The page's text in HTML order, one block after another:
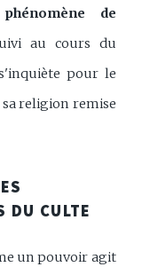
phénomène de
au cours du
pour le
religion remise
DU CULTE
un pouvoir agit